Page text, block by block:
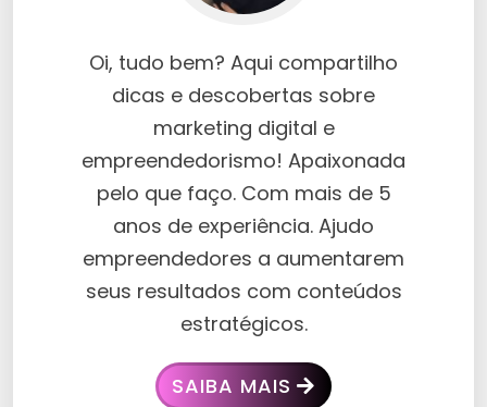
Oi, tudo bem? Aqui compartilho
dicas e descobertas sobre
marketing digital e
empreendedorismo! Apaixonada
pelo que faço. Com mais de 5
anos de experiência. Ajudo
empreendedores a aumentarem
seus resultados com conteúdos
estratégicos.
SAIBA MAIS